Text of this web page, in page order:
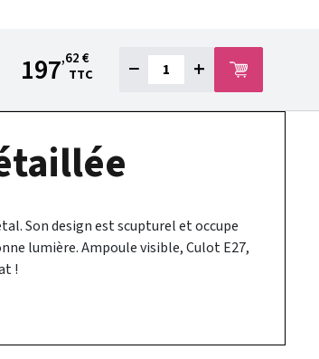
197,62 €
TTC
− +
Son design est scupturel et occupe
lumière. Ampoule visible, Culot E27,
!